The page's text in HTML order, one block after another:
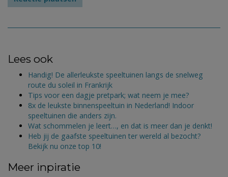
Lees ook
Handig! De allerleukste speeltuinen langs de snelweg
route du soleil in Frankrijk
Tips voor een dagje pretpark; wat neem je mee?
8x de leukste binnenspeeltuin in Nederland! Indoor
speeltuinen die anders zijn.
Wat schommelen je leert…, en dat is meer dan je denkt!
Heb jij de gaafste speeltuinen ter wereld al bezocht?
Bekijk nu onze top 10!
Meer inpiratie